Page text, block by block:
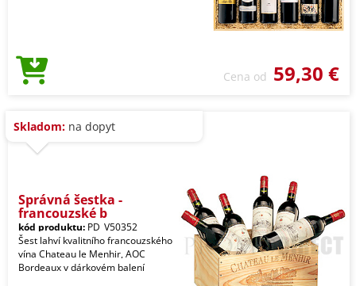
Cena od 59,30 €
Skladom: na dopyt
Správná šestka -
francouzské b
kód produktu: PD_V50352
Šest lahví kvalitního francouzského
vína Chateau le Menhir, AOC
Bordeaux v dárkovém balení